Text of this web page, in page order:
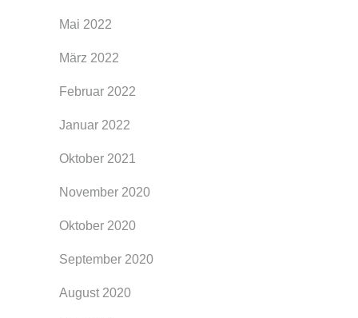
Mai 2022
März 2022
Februar 2022
Januar 2022
Oktober 2021
November 2020
Oktober 2020
September 2020
August 2020